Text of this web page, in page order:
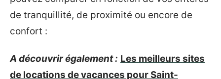
de tranquillité, de proximité ou encore de
confort :
A découvrir également : Les meilleurs sites
de locations de vacances pour Saint-